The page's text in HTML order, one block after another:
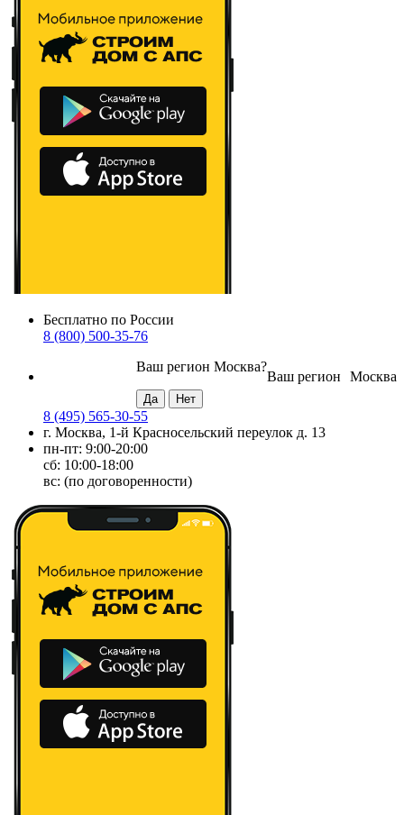
Бесплатно по России
8 (800) 500-35-76
Москва
Ваш регион
Ваш регион Москва?
8 (495) 565-30-55
г. Москва, 1-й Красносельский переулок д. 13
пн-пт: 9:00-20:00
сб: 10:00-18:00
вс: (по договоренности)